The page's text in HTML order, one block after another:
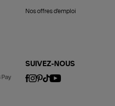
Nos offres d'emploi
SUIVEZ-NOUS